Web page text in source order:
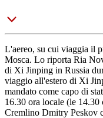
L'aereo, su cui viaggia il
Mosca. Lo riporta Ria
di Xi Jinping in Russia
viaggio all'estero di Xi
mandato come capo di
16.30 ora locale (le
Cremlino Dmitry Peskov